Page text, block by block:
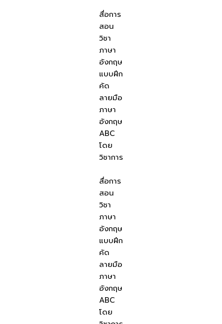
สื่อการ
สอน
วิชา
ภาษา
อังกฤษ
แบบฝึก
คัด
ลายมือ
ภาษา
อังกฤษ
ABC
โดย
วิชาการ
สื่อการ
สอน
วิชา
ภาษา
อังกฤษ
แบบฝึก
คัด
ลายมือ
ภาษา
อังกฤษ
ABC
โดย